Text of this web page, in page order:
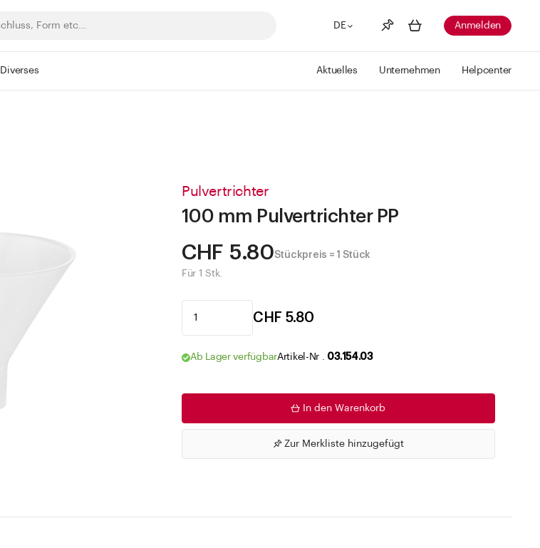
DE
Merkliste Mehr anzeigen
Anmelden
Diverses Aktuelles Unternehmen Helpcenter
Pulvertrichter
100 mm Pulvertrichter PP
CHF 5.80Stückpreis = 1 Stück
Für 1 Stk.
CHF 5.80
Ab Lager verfügbarArtikel-Nr . 03.154.03
In den Warenkorb
Zur Merkliste hinzugefügt